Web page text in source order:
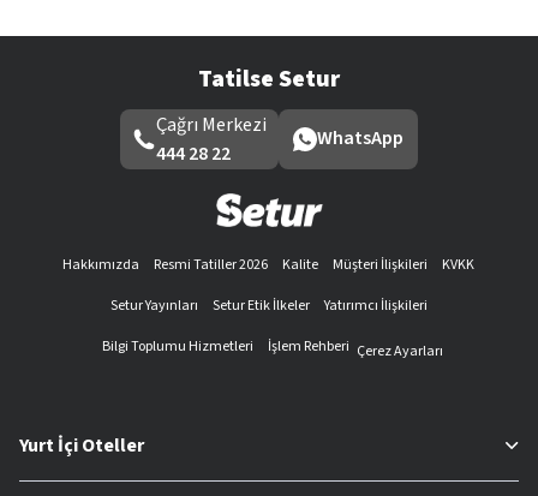
Tatilse Setur
Çağrı Merkezi
444 28 22
WhatsApp
Hakkımızda Resmi Tatiller 2026 Kalite Müşteri İlişkileri
KVKK
Setur Yayınları
Setur Etik İlkeler
Yatırımcı İlişkileri
Bilgi Toplumu Hizmetleri
İşlem Rehberi Çerez Ayarları
Yurt İçi Oteller